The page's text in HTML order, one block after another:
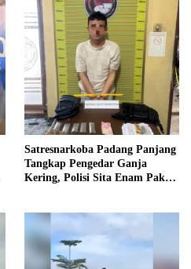
Satresnarkoba Padang Panjang
Tangkap Pengedar Ganja
Kering, Polisi Sita Enam Paket